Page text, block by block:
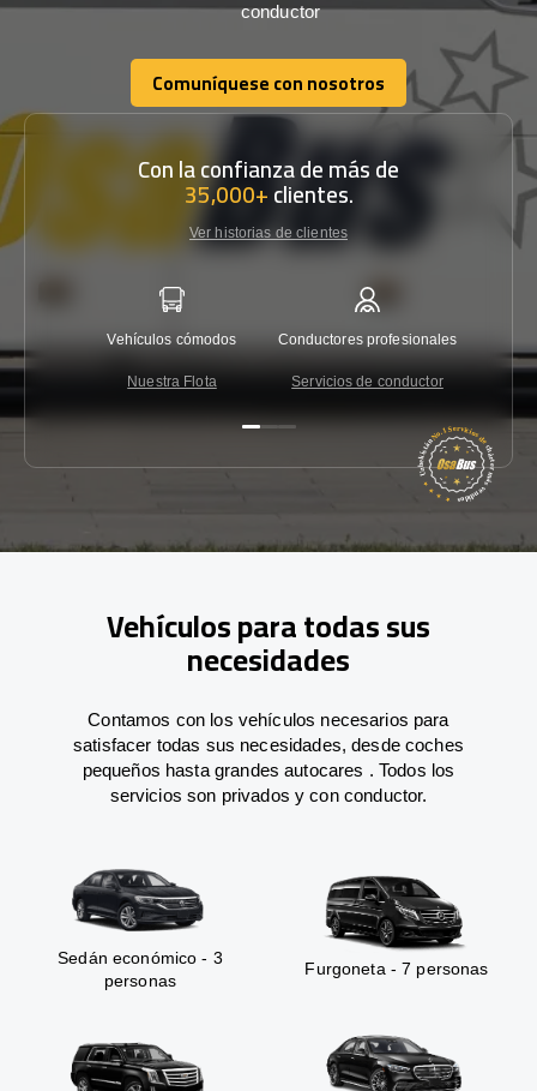
conductor
Comuníquese con nosotros
Comuníquese con nosotros
Con la confianza de más de
35,000+clientes.
Ver historias de clientes
Vehículos cómodos
Nuestra Flota
Conductores profesionales
Servicios de conductor
Vehículos para todas sus
necesidades
Contamos con los vehículos necesarios para
satisfacer todas sus necesidades, desde coches
pequeños hasta grandes autocares . Todos los
servicios son privados y con conductor.
Sedán económico - 3
personas
Furgoneta - 7 personas